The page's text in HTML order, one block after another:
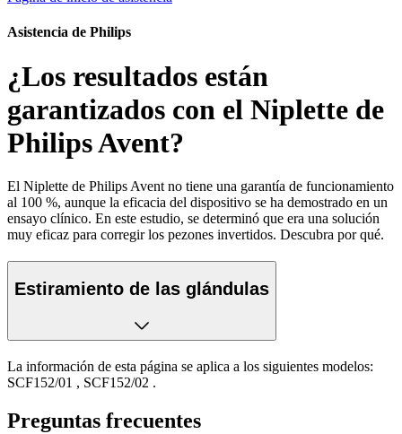
Asistencia de Philips
¿Los resultados están
garantizados con el Niplette de
Philips Avent?
El Niplette de Philips Avent no tiene una garantía de funcionamiento
al 100 %, aunque la eficacia del dispositivo se ha demostrado en un
ensayo clínico. En este estudio, se determinó que era una solución
muy eficaz para corregir los pezones invertidos. Descubra por qué.
Estiramiento de las glándulas
La información de esta página se aplica a los siguientes modelos:
SCF152/01 , SCF152/02 .
Preguntas frecuentes